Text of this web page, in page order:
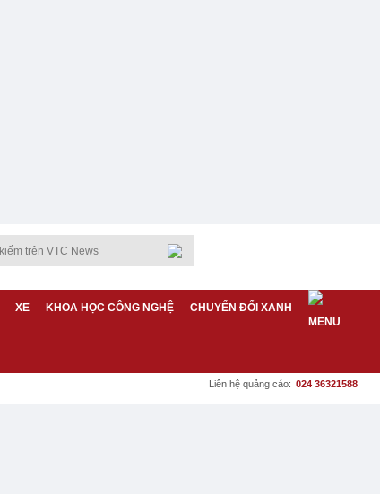
XE KHOA HỌC CÔNG NGHỆ CHUYỂN ĐỔI XANH
Liên hệ quảng cáo: 024 36321588